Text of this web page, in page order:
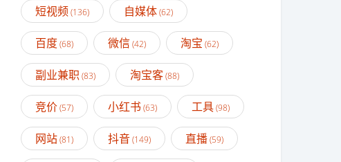
短视频(136) 自媒体(62)
百度(68) 微信(42) 淘宝 (62)
副业兼职 (83) 淘宝客(88)
竞价(57) 小红书 (63) 工具(98)
网站(81) 抖音(149) 直播(59)